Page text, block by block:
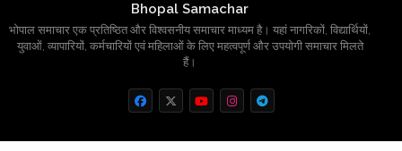
Bhopal Samachar
भोपाल समाचार एक प्रतिष्ठित और विश्वसनीय समाचार माध्यम है। यहां नागरिकों, विद्यार्थियों,
युवाओं, व्यापारियों, कर्मचारियों एवं महिलाओं के लिए महत्वपूर्ण और उपयोगी समाचार मिलते
हैं।